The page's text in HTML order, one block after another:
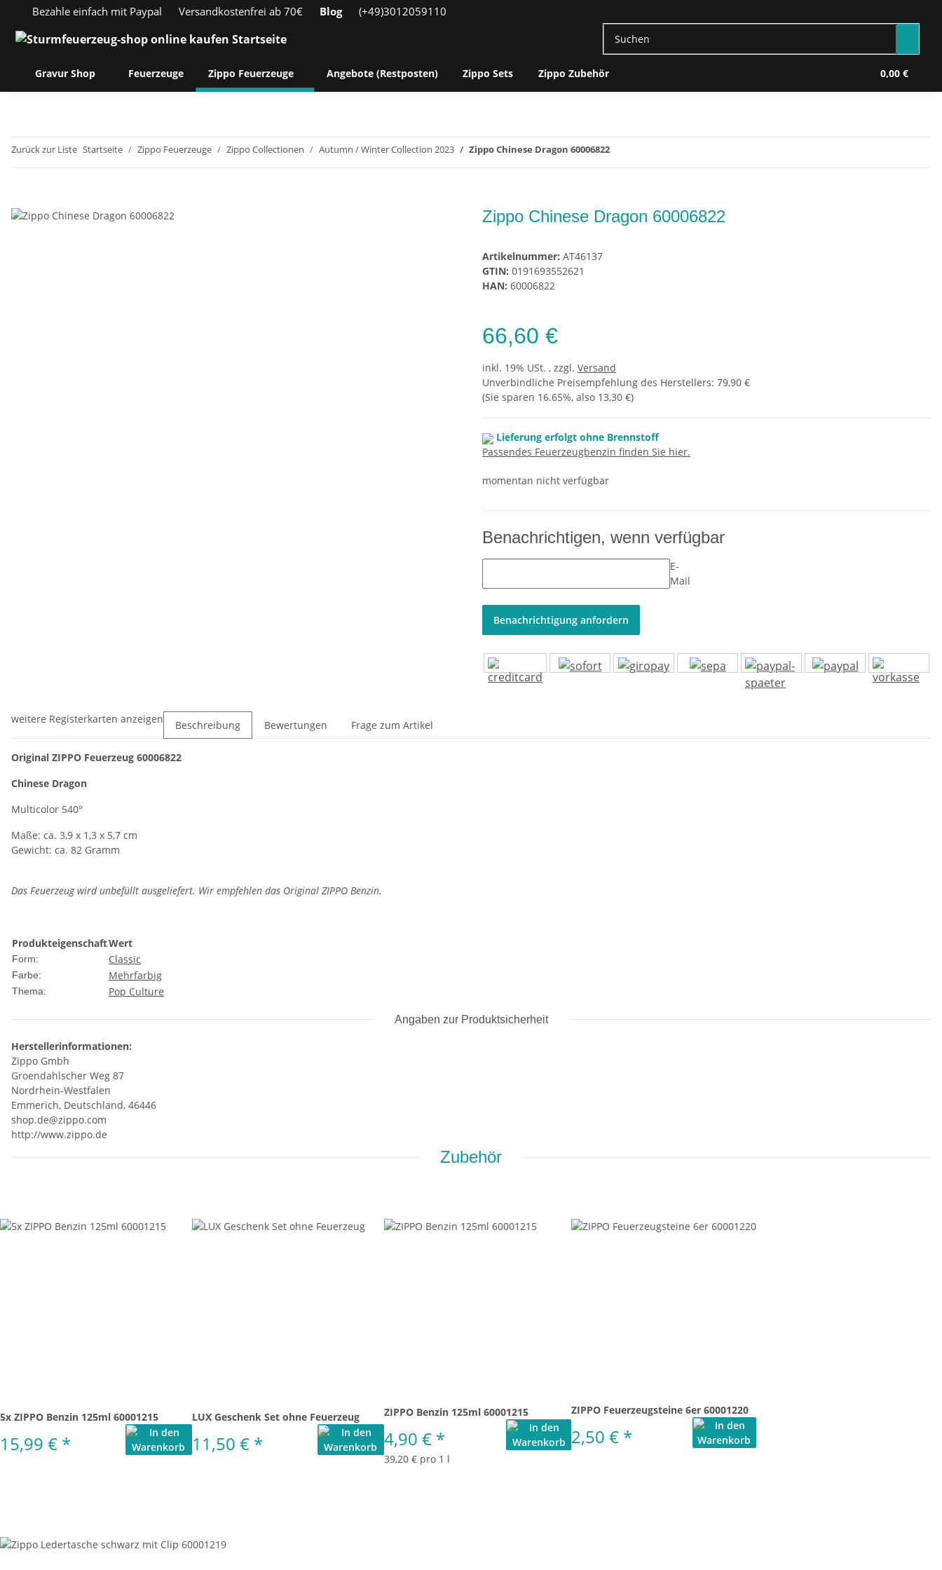
Bezahle einfach mit Paypal Versandkostenfrei ab 70€ Blog (+49)3012059110
Gravur Shop Feuerzeuge Zippo Feuerzeuge Angebote (Restposten) Zippo Sets Zippo Zubehör 0,00 €
Zurück zur Liste Startseite Zippo Feuerzeuge Zippo Collectionen Autumn / Winter Collection 2023 Zippo Chinese Dragon 60006822
Zippo Chinese Dragon 60006822
Artikelnummer: AT46137
GTIN: 0191693552621
HAN: 60006822
66,60 €
inkl. 19% USt. , zzgl. Versand
Unverbindliche Preisempfehlung des Herstellers: 79,90 €
(Sie sparen 16.65%, also 13,30 €)
Lieferung erfolgt ohne Brennstoff
Passendes Feuerzeugbenzin finden Sie hier.
momentan nicht verfügbar
Benachrichtigen, wenn verfügbar
E-
Mail
Benachrichtigung anfordern
weitere Registerkarten anzeigen Beschreibung Bewertungen Frage zum Artikel
Original ZIPPO Feuerzeug 60006822
Chinese Dragon
Multicolor 540°
Maße: ca. 3,9 x 1,3 x 5,7 cm
Gewicht: ca. 82 Gramm
Das Feuerzeug wird unbefüllt ausgeliefert. Wir empfehlen das Original ZIPPO Benzin.
ProdukteigenschaftWert
Form: Classic
Farbe: Mehrfarbig
Thema: Pop Culture
Angaben zur Produktsicherheit
Herstellerinformationen:
Zippo Gmbh
Groendahlscher Weg 87
Nordrhein-Westfalen
Emmerich, Deutschland, 46446
shop.de@zippo.com
http://www.zippo.de
Zubehör
5x ZIPPO Benzin 125ml 60001215
15,99 € *
LUX Geschenk Set ohne Feuerzeug
11,50 € *
ZIPPO Benzin 125ml 60001215
4,90 € *
39,20 € pro 1 l
ZIPPO Feuerzeugsteine 6er 60001220
2,50 € *